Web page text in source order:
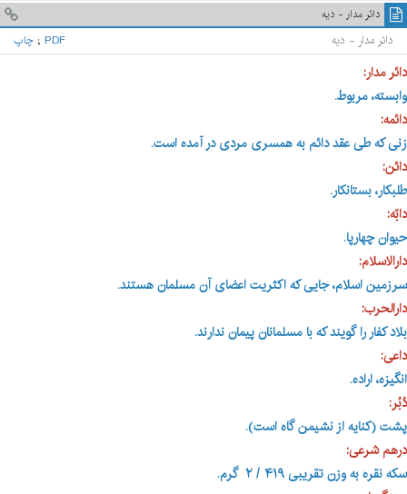
دائر مدار - ديه
دائر مدار - ديه چاپ ; PDF
دائر مدار:
وابسته، مربوط.
دائمه:
زنی که طی عقد دائم به همسری مردی در آمده است.
دائن:
طلبکار، بستانکار.
دابّه:
حیوان چهارپا.
دارالاسلام:
سرزمین اسلام، جایی که اکثریت اعضای آن مسلمان هستند.
دارالحرب:
بلاد کفار را گویند که با مسلمانان پیمان ندارند.
داعی:
انگیزه، اراده.
دُبُر:
پشت (کنایه از نشیمن گاه است).
درهم شرعی:
سکه نقره به وزن تقریبی ۴۱۹ / ۲ گرم.